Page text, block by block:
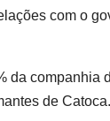
com o
da companhia
de Catoca.